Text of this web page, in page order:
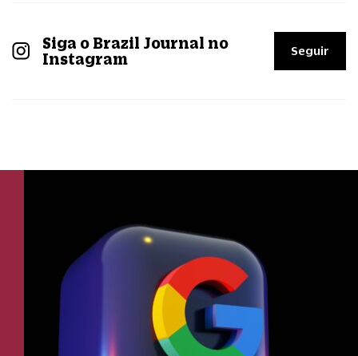
Siga o Brazil Journal no
Instagram
Seguir